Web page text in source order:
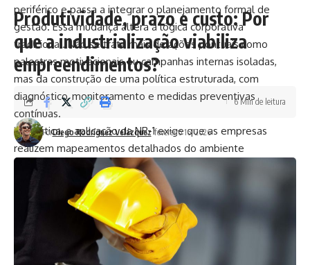
periférico e passa a integrar o planejamento formal de
gestão. Essa mudança altera a lógica corporativa
tradicional. Não se trata mais de ações pontuais como
palestras motivacionais ou campanhas internas isoladas,
mas da construção de uma política estruturada, com
diagnóstico, monitoramento e medidas preventivas
contínuas.
Na prática, a aplicação da NR-1 exige que as empresas
realizem mapeamentos detalhados do ambiente
organizacional. Avaliar riscos psicossociais envolve
compreender a cultura interna, o estilo de liderança, a
pressão por resultados e o nível de autonomia concedido
aos colaboradores. Empresas que ignoram esses fatores
correm não apenas riscos trabalhistas, mas também
prejuízos financeiros decorrentes de afastamentos, queda
Produtividade, prazo e custo: Por
que a industrialização viabiliza
empreendimentos?
PorDiego Rodríguez Velázquez fevereiro 16, 2026
6 Min de leitura